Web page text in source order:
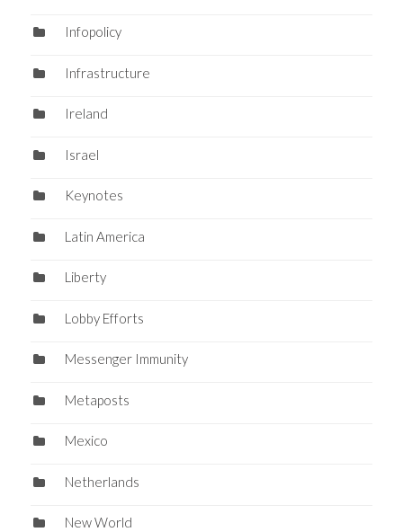
Infopolicy
Infrastructure
Ireland
Israel
Keynotes
Latin America
Liberty
Lobby Efforts
Messenger Immunity
Metaposts
Mexico
Netherlands
New World